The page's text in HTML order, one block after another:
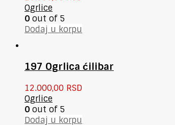
Ogrlice
0 out of 5
Dodaj u korpu
197 Ogrlica ćilibar
12.000,00 RSD
Ogrlice
0 out of 5
Dodaj u korpu